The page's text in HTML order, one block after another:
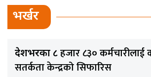
भर्खर
देशभरका ८हजार ८३० कर्मचारीलाई
सतर्कता केन्द्रको सिफारिस